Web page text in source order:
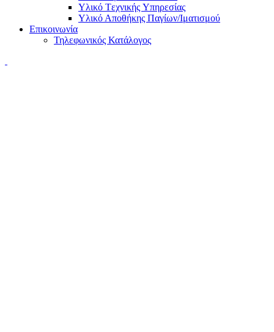
Υλικό Tεχνικής Yπηρεσίας
Υλικό Αποθήκης Παγίων/Ιματισμού
Επικοινωνία
Τηλεφωνικός Κατάλογος